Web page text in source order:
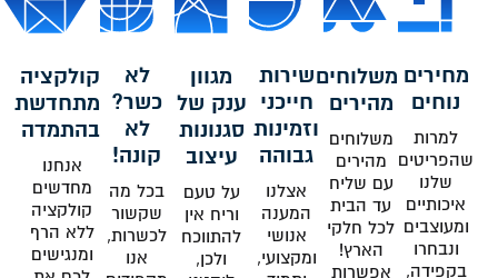
מחירים
נוחים
למרות
שהפריטים
שלנו
איכותיים
ומעוצבים
ונבחרו
בקפידה,
משלוחים
מהירים
משלוחים
מהירים
עם שליח
עד הבית
לכל חלקי
הארץ!
אפשרות
שירות
חייכני
וזמינות
גבוהה
אצלנו
המענה
אנושי
ומקצועי,
מגוון
ענק של
סגנונות
עיצוב
על טעם
וריח אין
להתווכח
ולכן,
לא
כשר?
לא
קונה!
בכל מה
שקשור
לכשרות,
אנו
קולקציה
מתחדשת
בהתמדה
אנחנו
מחדשים
קולקציה
ללא הרף
ומנגישים